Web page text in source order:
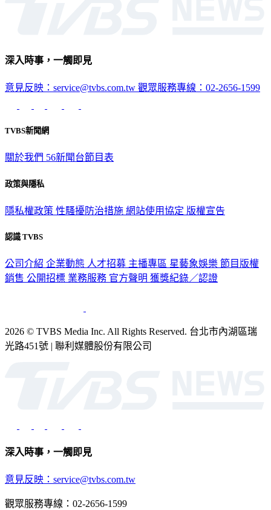
深入時事，一觸即見
意見反映：service@tvbs.com.tw 觀眾服務專線：02-2656-1599
TVBS新聞網
關於我們 56新聞台節目表
政策與隱私
隱私權政策 性騷擾防治措施 網站使用協定 版權宣告
認識 TVBS
公司介紹 企業動態 人才招募 主播專區 星藝象娛樂 節目版權
銷售 公開招標 業務服務 官方聲明 獲獎紀錄／認證
2026 © TVBS Media Inc. All Rights Reserved. 台北市內湖區瑞
光路451號 | 聯利媒體股份有限公司
深入時事，一觸即見
意見反映：service@tvbs.com.tw
觀眾服務專線：02-2656-1599